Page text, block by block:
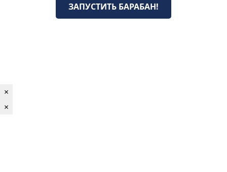
ЗАПУСТИТЬ БАРАБАН!
×
×